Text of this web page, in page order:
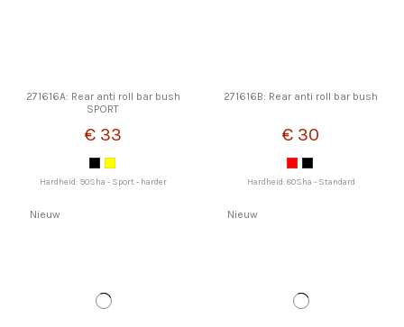
271616A: Rear anti roll bar bush
SPORT
€ 33
Hardheid: 90Sha - Sport - harder
271616B: Rear anti roll bar bush
€ 30
Hardheid: 80Sha - Standard
Nieuw Nieuw